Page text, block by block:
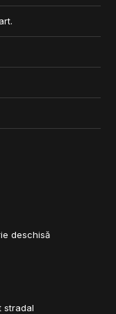
deschisă
stradal